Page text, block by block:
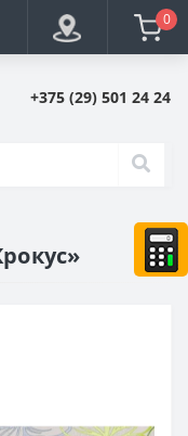
0
+375 (29) 501 24 24